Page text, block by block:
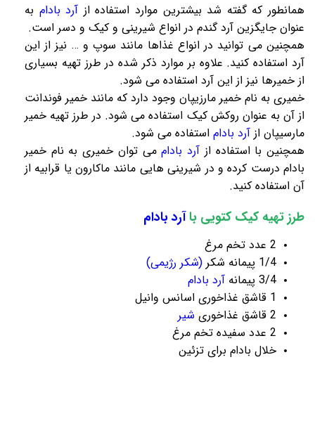
همانطور که گفته شد بیشترین موارد استفاده از آرد بادام به
عنوان جایگزین آرد گندم در انواع شیرینی و کیک و دسر است.
همچنین می توانید در انواع غذاها مانند سوپ و … نیز از این
آرد استفاده کنید. علاوه بر موارد ذکر شده در طرز تهیه بسیاری
از خمیرها نیز از این آرد استفاده می شود.
خمیری به نام خمیر مارزیپان وجود دارد که مانند خمیر فوندانت
از آن به عنوان روکش کیک استفاده می شود. در طرز تهیه خمیر
مارسیپان از آرد بادام استفاده می شود.
همچنین با استفاده از آرد باداممی توان خمیری به نام خمیر
بادام درست کرده و در شیرینی هایی مانند ماکارون یا قرابیه از
آن استفاده کنید.
طرز تهیه کیک کتویی باآرد بادام
2 عدد تخم مرغ
1/4 پیمانه شکر
(شکر رژیمی)
3/4 پیمانه
آرد بادام
1 قاشق غذاخوری اسانس وانیل
2 قاشق غذاخوری
شیر
2 عدد سفیده تخم مرغ
خلال بادام برای تزئین